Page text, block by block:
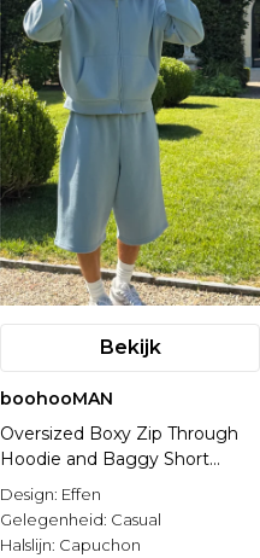
Bekijk
boohooMAN
Oversized Boxy Zip Through
Hoodie and Baggy Short
Tracksuit
Design: Effen
Gelegenheid: Casual
Halslijn: Capuchon